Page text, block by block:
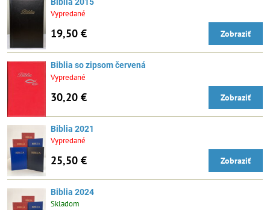
Vypredané
19,50 € Zobraziť
Biblia so zipsom červená
Vypredané
30,20 € Zobraziť
Biblia 2021
Vypredané
25,50 € Zobraziť
Biblia 2024
Skladom